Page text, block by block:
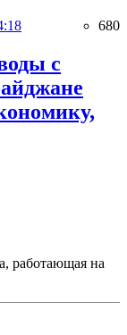
680
с
работающая на